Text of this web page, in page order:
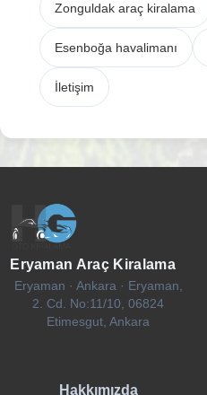
Zonguldak araç kiralama
Esenboğa havalimanı
İletişim
Eryaman Araç Kiralama
Eryaman · Ankara · Eryaman,
2. Cd. No:11/10, 06824
Etimesgut, Ankara
Hakkımızda